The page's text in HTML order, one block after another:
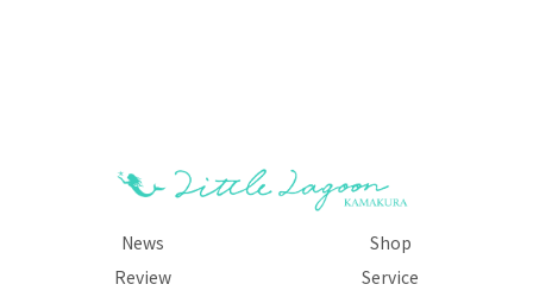
News
Shop
Review
Service